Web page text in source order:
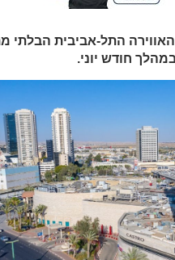
התל-אביבית הבלתי
חודש יוני.